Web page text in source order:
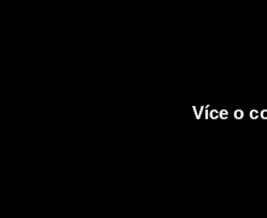
Více o
sousedící s právě
a bezpočtu služeb v
budovám v